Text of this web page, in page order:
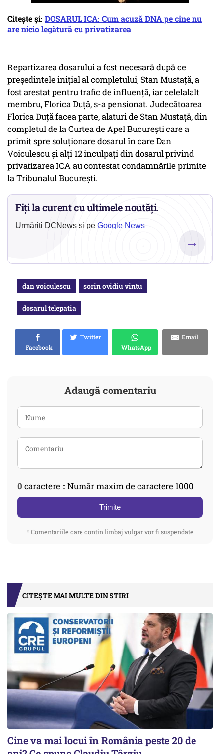
Citește și: DOSARUL ICA: Cum acuză DNA pe cine nu
are nicio legătură cu privatizarea
Repartizarea dosarului a fost necesară după ce
preşedintele iniţial al completului, Stan Mustaţă, a
fost arestat pentru trafic de influenţă, iar celelalalt
membru, Florica Duţă, s-a pensionat. Judecătoarea
Florica Duţă facea parte, alaturi de Stan Mustaţă, din
completul de la Curtea de Apel Bucureşti care a
primit spre soluţionare dosarul în care Dan
Voiculescu şi alţi 12 inculpaţi din dosarul privind
privatizarea ICA au contestat condamnările primite
la Tribunalul București.
Fiți la curent cu ultimele noutăți.
Urmăriți DCNews și pe Google News
→
dan voiculescu sorin ovidiu vintu
dosarul telepatia
Facebook
Twitter
WhatsApp
Email
Adaugă comentariu
0 caractere :: Număr maxim de caractere 1000
Trimite
* Comentariile care contin limbaj vulgar vor fi suspendate
CITEȘTE MAI MULTE DIN STIRI
Cine va mai locui în România peste 20 de